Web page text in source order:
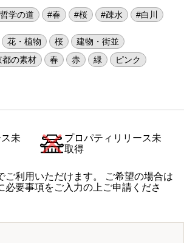
学の道 #春 #桜 #疎水 #白川
花・植物 桜
建物・街並
都の素材
春 赤 緑
ピンク
未
プロパティリリース未
取得
利用いただけます。 ご希望の場合は
必要事項をご入力の上ご申請くださ